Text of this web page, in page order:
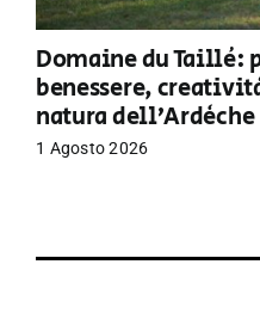
Domaine du Taillé:
benessere,
natura dell’Ardèche
1 Agosto 2026